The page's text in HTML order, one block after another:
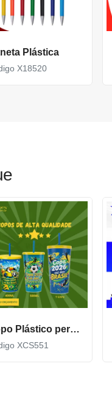
Plástica
X18520
Copo Plástico personalizado In Mold Label 360 XCS551
XCS551